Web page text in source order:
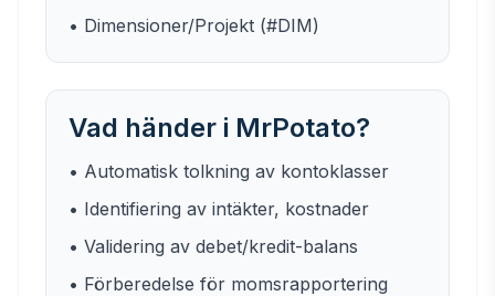
• Dimensioner/Projekt (#DIM)
Vad händer i MrPotato?
• Automatisk tolkning av kontoklasser
• Identifiering av intäkter, kostnader
• Validering av debet/kredit-balans
• Förberedelse för momsrapportering